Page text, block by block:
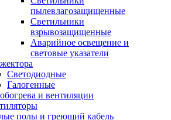
пылевлагозащищенные
Светильники
взрывозащищенные
Аварийное освещение и
световые указатели
Светодиодные
Галогенные
и вентиляции
полы и греющий кабель